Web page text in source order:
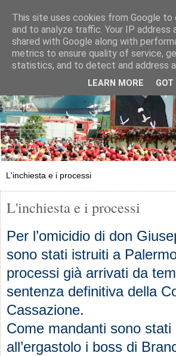
L'inchiesta e i processi
Per l’omicidio di don
sono stati istruiti a
processi già arrivati da
sentenza definitiva della
Cassazione.
Come mandanti sono stati
all’ergastolo i boss di
This site uses cookies from Google to
and to analyze traffic. Your IP address
shared with Google along with
metrics to ensure quality of service,
statistics, and to detect and address
LEARN MORE GOT